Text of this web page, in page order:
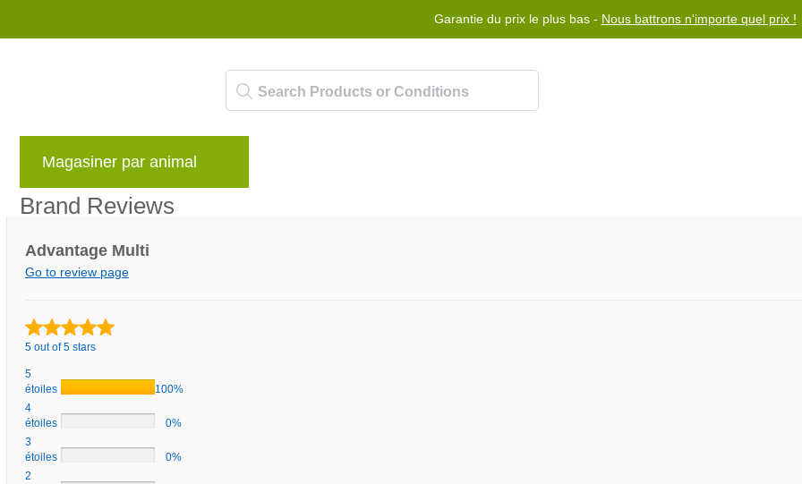
Garantie du prix le plus bas - Nous battrons n'importe quel prix !
Magasiner par animal
Brand Reviews
Advantage Multi
Go to review page
5 out of 5 stars
5
étoiles
100%
4
étoiles
0%
3
étoiles
0%
2